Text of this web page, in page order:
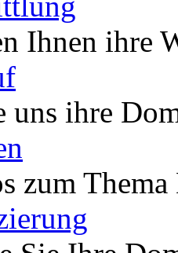
Ihnen ihre
uns ihre
zum